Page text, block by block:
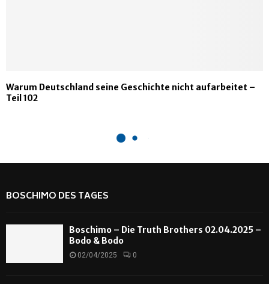
Warum Deutschland seine Geschichte nicht aufarbeitet –
Teil 102
BOSCHIMO DES TAGES
Boschimo – Die Truth Brothers 02.04.2025 –
Bodo & Bodo
02/04/2025 0